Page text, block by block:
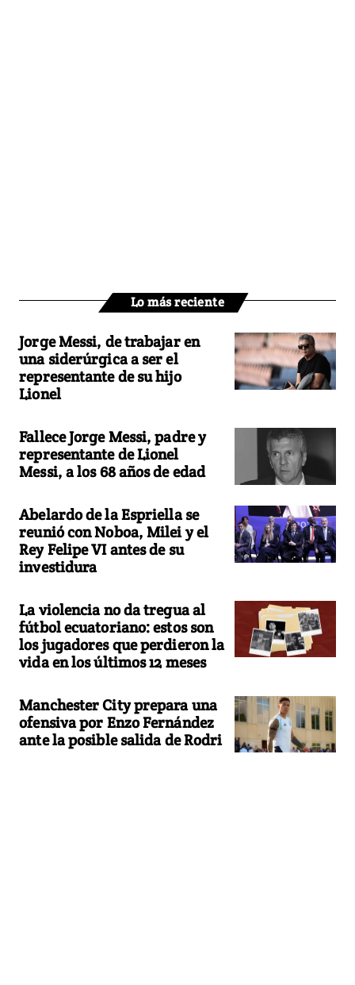
Lo más reciente
Jorge Messi, de trabajar en
una siderúrgica a ser el
representante de su hijo
Lionel
Fallece Jorge Messi, padre y
representante de Lionel
Messi, a los 68 años de edad
Abelardo de la Espriella se
reunió con Noboa, Milei y el
Rey Felipe VI antes de su
investidura
La violencia no da tregua al
fútbol ecuatoriano: estos son
los jugadores que perdieron la
vida en los últimos 12 meses
Manchester City prepara una
ofensiva por Enzo Fernández
ante la posible salida de Rodri